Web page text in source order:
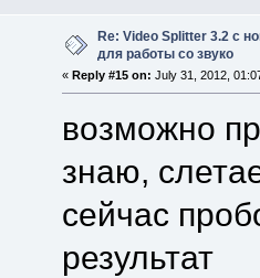
Re: Video Splitter 3.2 c
для работы со звуко
« Reply #15 on: July 31, 2012,
возможно
знаю,
сейчас
результат